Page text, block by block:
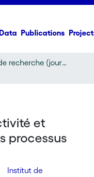
Publications
Article de recherche (journal article)
et
processus
Institut de